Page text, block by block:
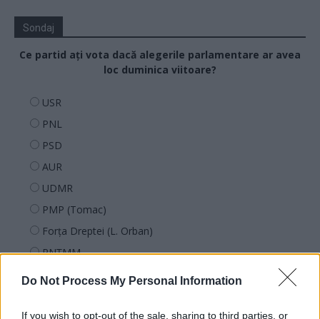
Do Not Process My Personal Information
If you wish to opt-out of the sale, sharing to third parties, or
Sondaj
Ce partid ați vota dacă alegerile parlamentare ar avea
loc duminica viitoare?
USR
PNL
PSD
AUR
UDMR
PMP (Tomac)
Forța Dreptei (L. Orban)
PNȚMM
REPER